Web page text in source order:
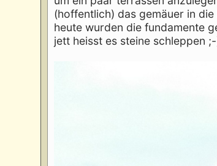
(hoffentlich) das gemäuer in
heute wurden die fundamente
jett heisst es steine schleppen